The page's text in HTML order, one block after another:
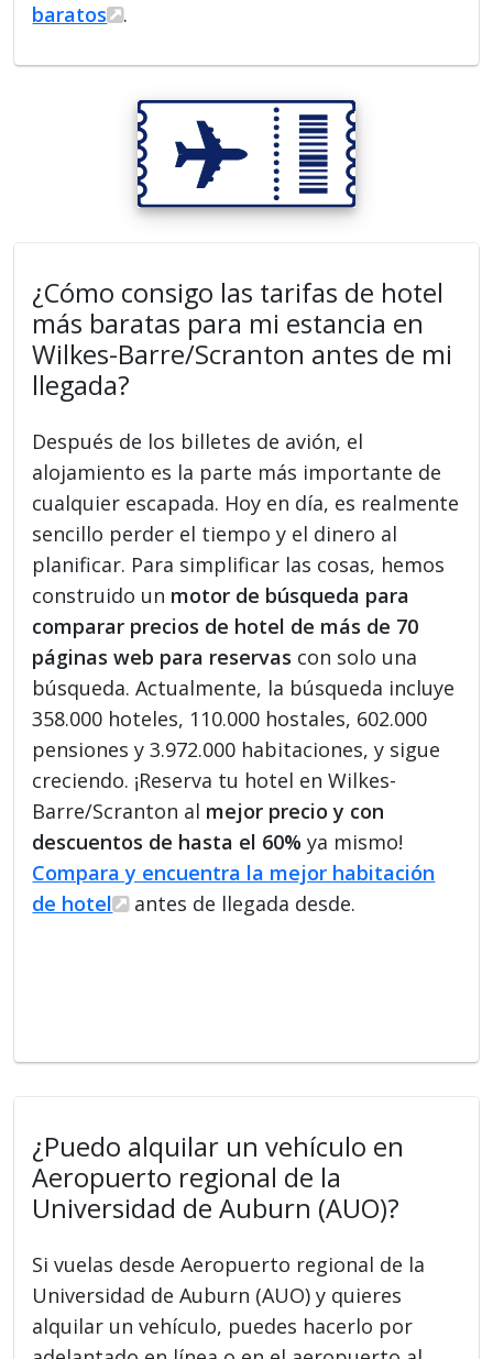
baratos
.
¿Cómo consigo las tarifas de hotel
más baratas para mi estancia en
Wilkes-Barre/Scranton antes de mi
llegada?
Después de los billetes de avión, el
alojamiento es la parte más importante de
cualquier escapada. Hoy en día, es realmente
sencillo perder el tiempo y el dinero al
planificar. Para simplificar las cosas, hemos
construido un motor de búsqueda para
comparar precios de hotel de más de 70
páginas web para reservas con solo una
búsqueda. Actualmente, la búsqueda incluye
358.000 hoteles, 110.000 hostales, 602.000
pensiones y 3.972.000 habitaciones, y sigue
creciendo. ¡Reserva tu hotel en Wilkes-
Barre/Scranton al mejor precio y con
descuentos de hasta el 60% ya mismo!
Compara y encuentra la mejor habitación
de hotel
antes de llegada desde.
¿Puedo alquilar un vehículo en
Aeropuerto regional de la
Universidad de Auburn (AUO)?
Si vuelas desde Aeropuerto regional de la
Universidad de Auburn (AUO) y quieres
alquilar un vehículo, puedes hacerlo por